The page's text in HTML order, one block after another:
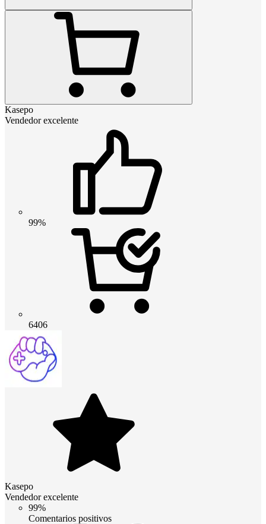
Kasepo
Vendedor excelente
99%
6406
Kasepo
Vendedor excelente
99%
Comentarios positivos